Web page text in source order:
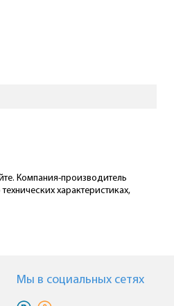
Компания-производитель
характеристиках,
Мы в cоциальных сетях